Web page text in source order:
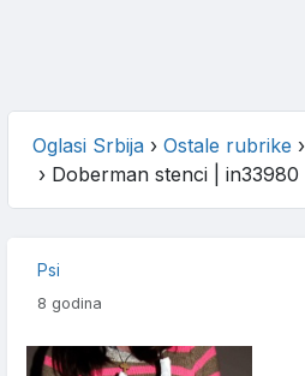
Oglasi Srbija › Ostale rubrike ›
› Doberman stenci | in33980
Psi
8 godina